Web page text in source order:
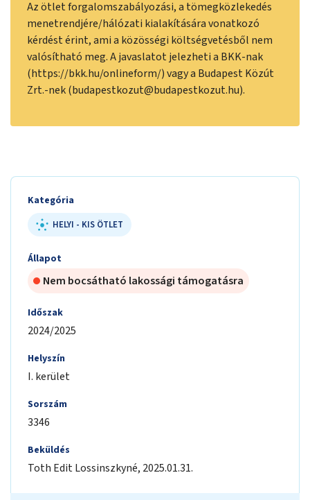
Az ötlet forgalomszabályozási, a tömegközlekedés
menetrendjére/hálózati kialakítására vonatkozó
kérdést érint, ami a közösségi költségvetésből nem
valósítható meg. A javaslatot jelezheti a BKK-nak
(https://bkk.hu/onlineform/) vagy a Budapest Közút
Zrt.-nek (budapestkozut@budapestkozut.hu).
Kategória
HELYI - KIS ÖTLET
Állapot
Nem bocsátható lakossági támogatásra
Időszak
2024/2025
Helyszín
I. kerület
Sorszám
3346
Beküldés
Toth EditLossinszkyné, 2025.01.31.